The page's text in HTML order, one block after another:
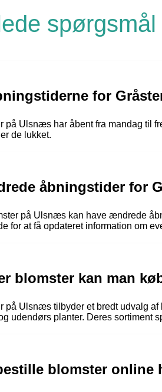
spørgsmål
for
på Ulsnæs har åbent fra mandag til
de lukket.
åbningstider for
på Ulsnæs kan have ændrede
for at få opdateret information om
blomster kan man
på Ulsnæs tilbyder et bredt udvalg
udendørs planter. Deres sortiment
blomster online